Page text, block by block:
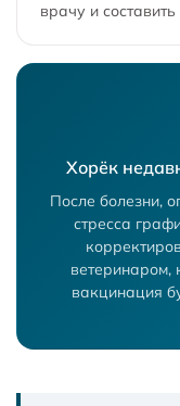
врачу и
Хорёк
После болезни,
стресса
ветеринаром,
вакцинация